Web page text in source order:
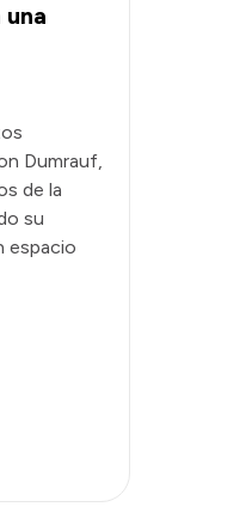
Dumrauf,
de la
su
espacio